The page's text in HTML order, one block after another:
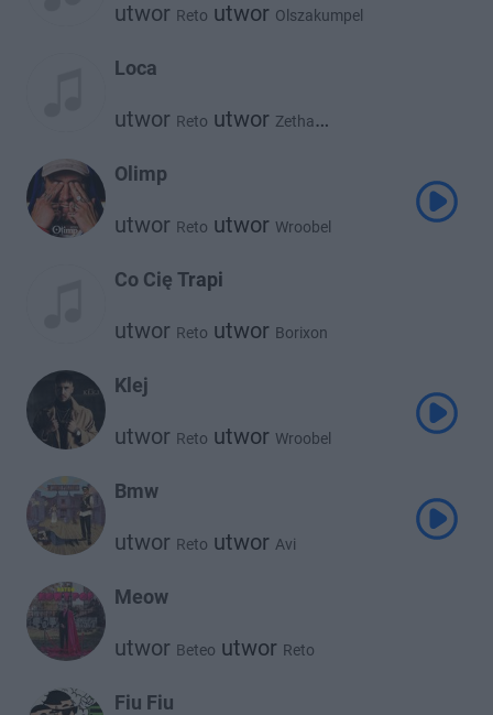
utwor Reto utwor Olszakumpel
Loca
utwor Reto utwor Zetha
Wroobel
Olimp
utwor Reto utwor Wroobel
Co Cię Trapi
utwor Reto utwor Borixon
Klej
utwor Reto utwor Wroobel
Bmw
utwor Reto utwor Avi
Meow
utwor Beteo utwor Reto
Fiu Fiu